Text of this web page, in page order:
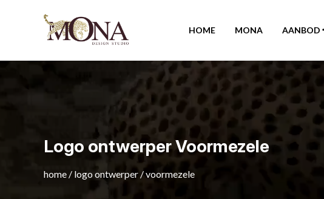
HOME MONA AANBOD
Logo ontwerper Voormezele
home / logo ontwerper /voormezele